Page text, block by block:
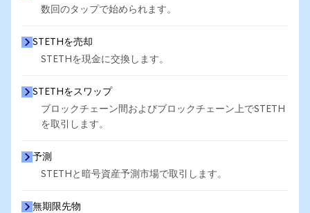
数回のタップで始められます。
STETHを売却
STETHを現金に交換します。
STETHをスワップ
ブロックチェーン間およびブロックチェーン上でSTETH
を取引します。
予測
STETHと暗号資産予測市場で取引します。
無期限先物